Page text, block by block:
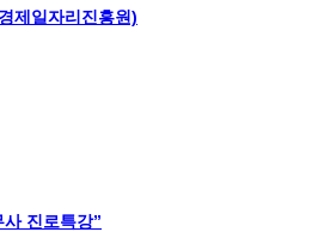
제일자리진흥원)
진로특강”